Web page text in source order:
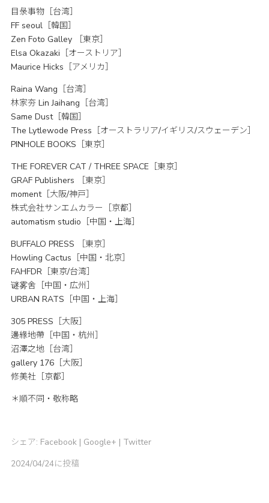
目彔事物［台湾］
FF seoul［韓国］
Zen Foto Galley ［東京］
Elsa Okazaki［オーストリア］
Maurice Hicks［アメリカ］
Raina Wang［台湾］
林家夯 Lin Jaihang［台湾］
Same Dust［韓国］
The Lytlewode Press［オーストラリア/イギリス/スウェーデン］
PINHOLE BOOKS［東京］
THE FOREVER CAT / THREE SPACE［東京］
GRAF Publishers ［東京］
moment［大阪/神戸］
株式会社サンエムカラー［京都］
automatism studio［中国・上海］
BUFFALO PRESS ［東京］
Howling Cactus［中国・北京］
FAHFDR［東京/台湾］
谜雾舍［中国・広州］
URBAN RATS［中国・上海］
305 PRESS［大阪］
邊緣地帶［中国・杭州］
沼澤之地［台湾］
gallery 176［大阪］
修美社［京都］
＊順不同・敬称略
シェア: Facebook| Google+ | Twitter
2024/04/24に投稿